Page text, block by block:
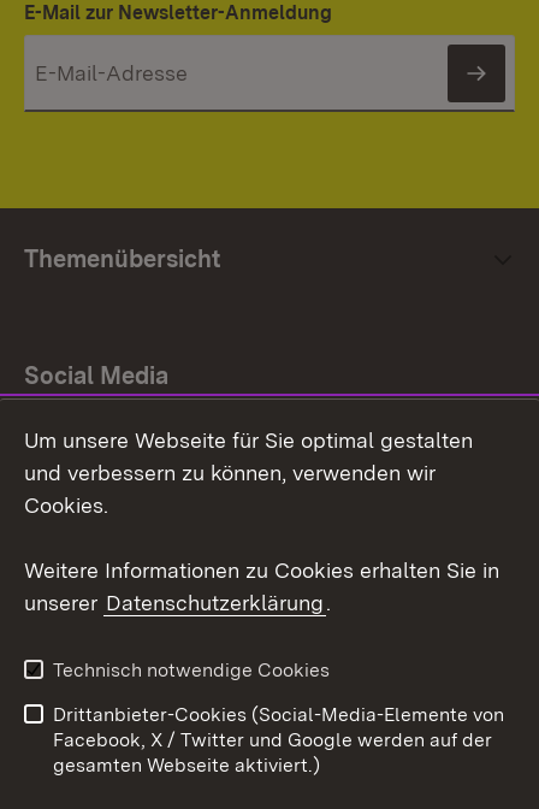
E-Mail zur Newsletter-Anmeldung
Themenübersicht
Social Media
Facebook
Barrierefreiheit
Kontakt
Cookies
Um unsere Webseite für Sie optimal gestalten
und verbessern zu können, verwenden wir
Cookies.
Weitere Informationen zu Cookies erhalten Sie in
unserer Datenschutzerklärung.
Technisch notwendige Cookies
Drittanbieter-Cookies (Social-Media-Elemente von
Facebook, X / Twitter und Google werden auf der
gesamten Webseite aktiviert.)